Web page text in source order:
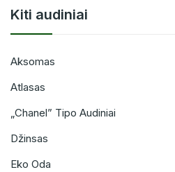
Kiti audiniai
Aksomas
Atlasas
„Chanel” Tipo Audiniai
Džinsas
Eko Oda